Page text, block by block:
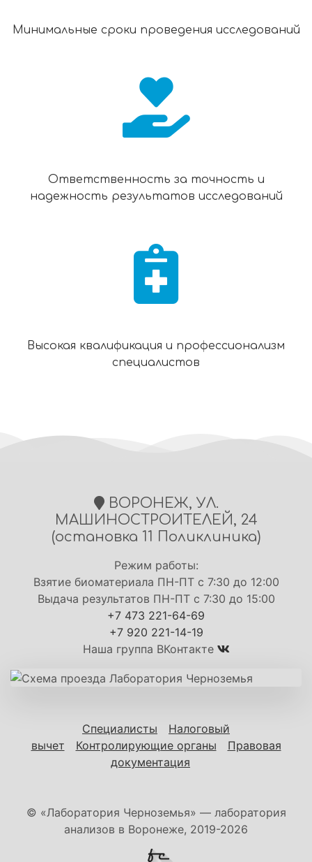
Минимальные сроки проведения исследований
Ответственность за точность и
надежность результатов исследований
Высокая квалификация и профессионализм
специалистов
ВОРОНЕЖ, УЛ.
МАШИНОСТРОИТЕЛЕЙ, 24
(остановка 11 Поликлиника)
Режим работы:
Взятие биоматериала ПН-ПТ с 7:30 до 12:00
Выдача результатов ПН-ПТ с 7:30 до 15:00
+7 473 221-64-69
+7 920 221-14-19
Наша группа ВКонтакте
Специалисты
Налоговый
вычет
Контролирующие органы
Правовая
документация
© «Лаборатория Черноземья» — лаборатория
анализов в Воронеже, 2019-2026